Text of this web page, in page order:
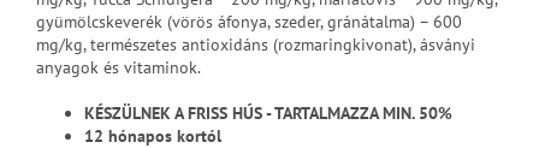
gyümölcskeverék (vörös áfonya, szeder, gránátalma) – 600
mg/kg, természetes antioxidáns (rozmaringkivonat), ásványi
anyagok és vitaminok.
KÉSZÜLNEK A FRISS HÚS - TARTALMAZZA MIN. 50%
12 hónapos kortól